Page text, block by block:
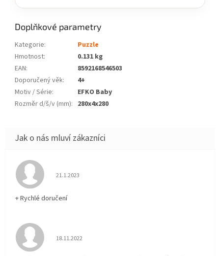
Doplňkové parametry
Kategorie:
Puzzle
Hmotnost:
0.131 kg
EAN:
8592168546503
Doporučený věk:
4+
Motiv / Série:
EFKO Baby
Rozměr d/š/v (mm): 280x4x280
Hodnocení obchodu je 5 z 5 hvězdiček.
21.1.2023
+ Rychlé doručení
Hodnocení obchodu je 5 z 5 hvězdiček.
18.11.2022